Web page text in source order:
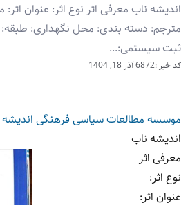
اندیشه ناب معرفی اثر نوع اثر: عنوان
مترجم: دسته بندی: محل نگهداری: طبقه:
ثبت سیستمی:...
کد خبر :6872 آذر 18, 1404
موسسه مطالعات سیاسی فرهنگی اندیشه
اندیشه ناب
معرفی اثر
نوع اثر:
عنوان اثر: